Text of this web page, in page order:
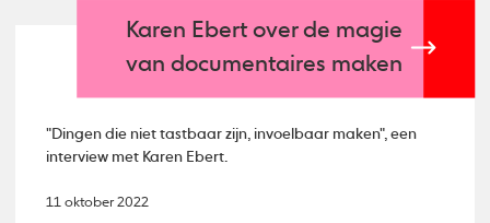
Karen Ebert over de magie
van documentaires maken
"Dingen die niet tastbaar zijn, invoelbaar maken", een
interview met Karen Ebert.
11 oktober 2022